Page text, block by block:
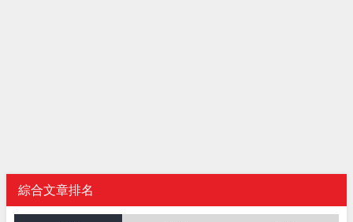
綜合文章排名